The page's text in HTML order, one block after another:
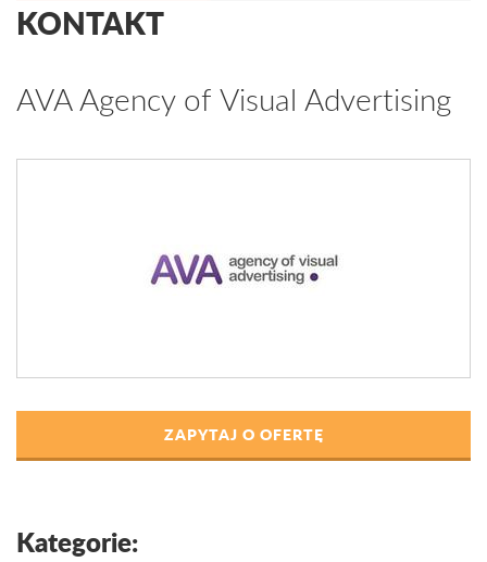
KONTAKT
AVA Agency of Visual Advertising
ZAPYTAJ O OFERTĘ
Kategorie: